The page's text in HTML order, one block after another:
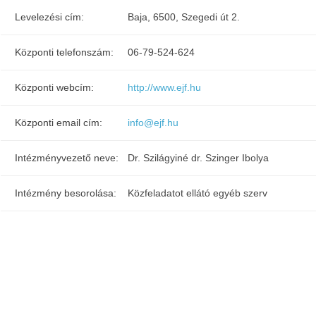
Levelezési cím: Baja, 6500, Szegedi út 2.
Központi telefonszám: 06-79-524-624
Központi webcím: http://www.ejf.hu
Központi email cím: info@ejf.hu
Intézményvezető neve: Dr. Szilágyiné dr. Szinger Ibolya
Intézmény besorolása: Közfeladatot ellátó egyéb szerv